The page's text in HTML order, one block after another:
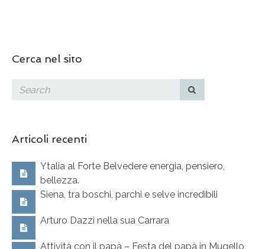
Cerca nel sito
Articoli recenti
Ytalia al Forte Belvedere energia, pensiero,
bellezza.
Siena, tra boschi, parchi e selve incredibili
Arturo Dazzi nella sua Carrara
Attività con il papà – Festa del papà in Mugello